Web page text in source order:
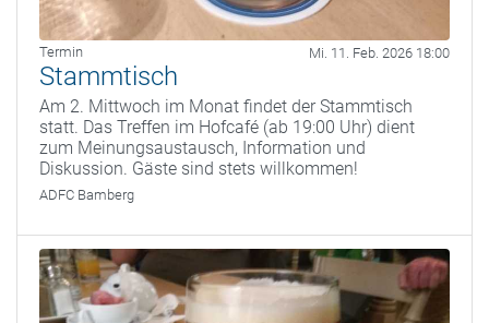
Termin Mi. 11. Feb. 2026 18:00
Stammtisch
Am 2. Mittwoch im Monat findet der Stammtisch
statt. Das Treffen im Hofcafé (ab 19:00 Uhr) dient
zum Meinungsaustausch, Information und
Diskussion. Gäste sind stets willkommen!
ADFC Bamberg